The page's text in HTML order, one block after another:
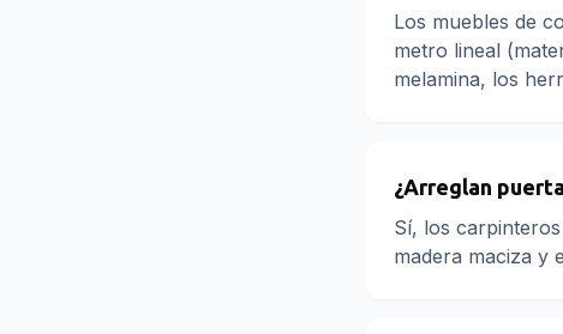
Los muebles de
metro lineal
melamina, los
¿Arreglan
Sí, los
madera maciza y